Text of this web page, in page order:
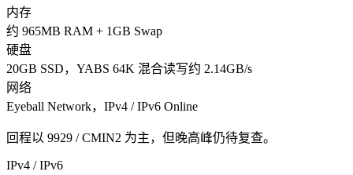
内存
约 965MB RAM + 1GB Swap
硬盘
20GB SSD，YABS 64K 混合读写约 2.14GB/s
网络
Eyeball Network，IPv4 / IPv6 Online
回程以 9929 / CMIN2 为主，但晚高峰仍待复查。
IPv4 / IPv6